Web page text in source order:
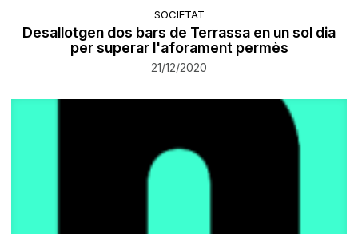
SOCIETAT
Desallotgen dos bars de Terrassa en un sol dia
per superar l'aforament permès
21/12/2020